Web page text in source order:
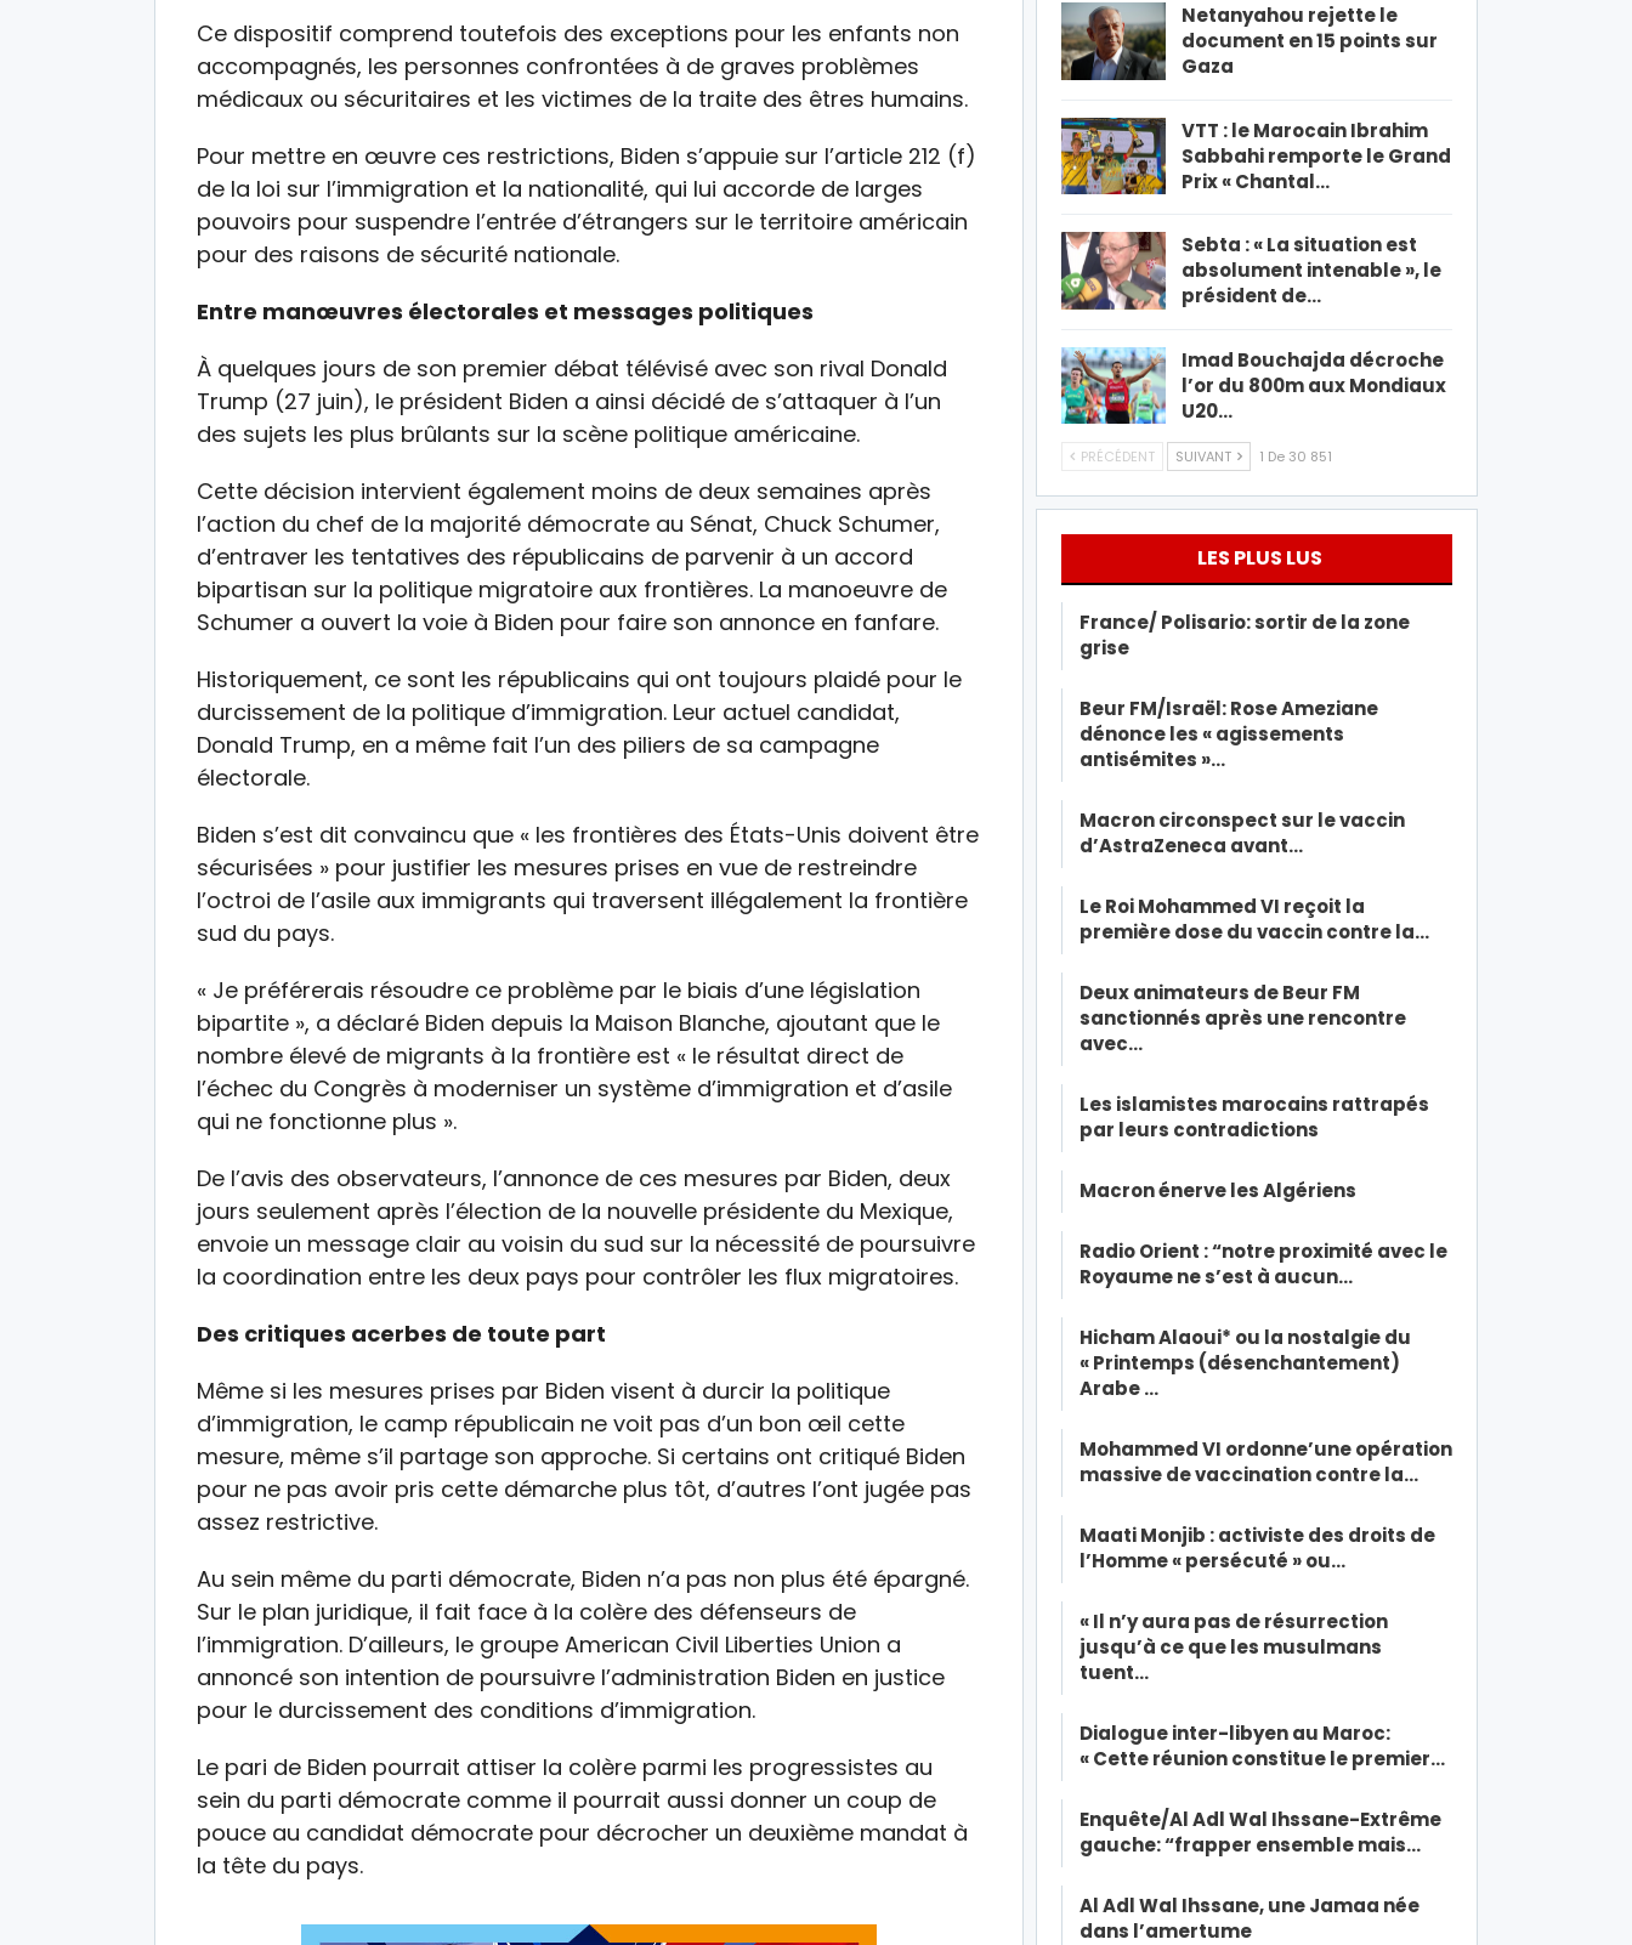
Ce dispositif comprend toutefois des exceptions pour les enfants non
accompagnés, les personnes confrontées à de graves problèmes
médicaux ou sécuritaires et les victimes de la traite des êtres humains.
Pour mettre en œuvre ces restrictions, Biden s’appuie sur l’article 212 (f)
de la loi sur l’immigration et la nationalité, qui lui accorde de larges
pouvoirs pour suspendre l’entrée d’étrangers sur le territoire américain
pour des raisons de sécurité nationale.
Entre manœuvres électorales et messages politiques
À quelques jours de son premier débat télévisé avec son rival Donald
Trump (27 juin), le président Biden a ainsi décidé de s’attaquer à l’un
des sujets les plus brûlants sur la scène politique américaine.
Cette décision intervient également moins de deux semaines après
l’action du chef de la majorité démocrate au Sénat, Chuck Schumer,
d’entraver les tentatives des républicains de parvenir à un accord
bipartisan sur la politique migratoire aux frontières. La manoeuvre de
Schumer a ouvert la voie à Biden pour faire son annonce en fanfare.
Historiquement, ce sont les républicains qui ont toujours plaidé pour le
durcissement de la politique d’immigration. Leur actuel candidat,
Donald Trump, en a même fait l’un des piliers de sa campagne
électorale.
Biden s’est dit convaincu que « les frontières des États-Unis doivent être
sécurisées » pour justifier les mesures prises en vue de restreindre
l’octroi de l’asile aux immigrants qui traversent illégalement la frontière
sud du pays.
« Je préférerais résoudre ce problème par le biais d’une législation
bipartite », a déclaré Biden depuis la Maison Blanche, ajoutant que le
nombre élevé de migrants à la frontière est « le résultat direct de
l’échec du Congrès à moderniser un système d’immigration et d’asile
qui ne fonctionne plus ».
De l’avis des observateurs, l’annonce de ces mesures par Biden, deux
jours seulement après l’élection de la nouvelle présidente du Mexique,
envoie un message clair au voisin du sud sur la nécessité de poursuivre
la coordination entre les deux pays pour contrôler les flux migratoires.
Des critiques acerbes de toute part
Même si les mesures prises par Biden visent à durcir la politique
d’immigration, le camp républicain ne voit pas d’un bon œil cette
mesure, même s’il partage son approche. Si certains ont critiqué Biden
pour ne pas avoir pris cette démarche plus tôt, d’autres l’ont jugée pas
assez restrictive.
Au sein même du parti démocrate, Biden n’a pas non plus été épargné.
Sur le plan juridique, il fait face à la colère des défenseurs de
l’immigration. D’ailleurs, le groupe American Civil Liberties Union a
annoncé son intention de poursuivre l’administration Biden en justice
pour le durcissement des conditions d’immigration.
Le pari de Biden pourrait attiser la colère parmi les progressistes au
sein du parti démocrate comme il pourrait aussi donner un coup de
pouce au candidat démocrate pour décrocher un deuxième mandat à
la tête du pays.
Netanyahou rejette le
document en 15 points sur
Gaza
VTT : le Marocain Ibrahim
Sabbahi remporte le Grand
Prix « Chantal…
Sebta : « La situation est
absolument intenable », le
président de…
Imad Bouchajda décroche
l’or du 800m aux Mondiaux
U20…
PRÉCÉDENT SUIVANT 1 De 30 851
LES PLUS LUS
France/ Polisario: sortir de la zone
grise
Beur FM/Israël: Rose Ameziane
dénonce les « agissements
antisémites »…
Macron circonspect sur le vaccin
d’AstraZeneca avant…
Le Roi Mohammed VI reçoit la
première dose du vaccin contre la…
Deux animateurs de Beur FM
sanctionnés après une rencontre
avec…
Les islamistes marocains rattrapés
par leurs contradictions
Macron énerve les Algériens
Radio Orient : “notre proximité avec le
Royaume ne s’est à aucun…
Hicham Alaoui* ou la nostalgie du
« Printemps (désenchantement)
Arabe …
Mohammed VI ordonne’une opération
massive de vaccination contre la…
Maati Monjib : activiste des droits de
l’Homme « persécuté » ou…
« Il n’y aura pas de résurrection
jusqu’à ce que les musulmans
tuent…
Dialogue inter-libyen au Maroc:
« Cette réunion constitue le premier…
Enquête/Al Adl Wal Ihssane-Extrême
gauche: “frapper ensemble mais…
Al Adl Wal Ihssane, une Jamaa née
dans l’amertume